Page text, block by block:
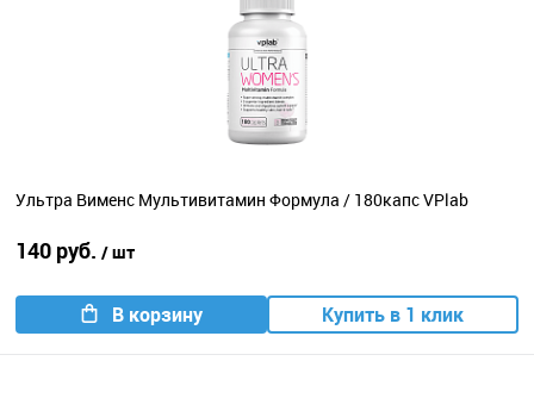
Ультра Вименс Мультивитамин Формула / 180капс VPlab
140 руб. / шт
В корзину Купить в 1 клик